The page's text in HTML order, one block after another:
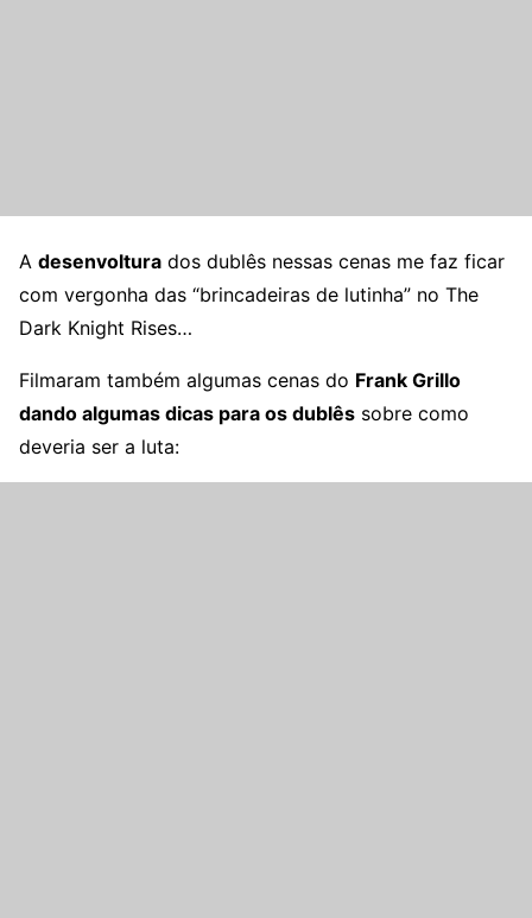
A desenvoltura dos dublês nessas cenas me faz ficar
com vergonha das “brincadeiras de lutinha” no The
Dark Knight Rises…
Filmaram também algumas cenas do Frank Grillo
dando algumas dicas para os dublês sobre como
deveria ser a luta: